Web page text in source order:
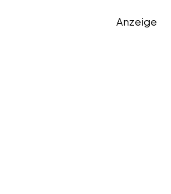
Anzeige